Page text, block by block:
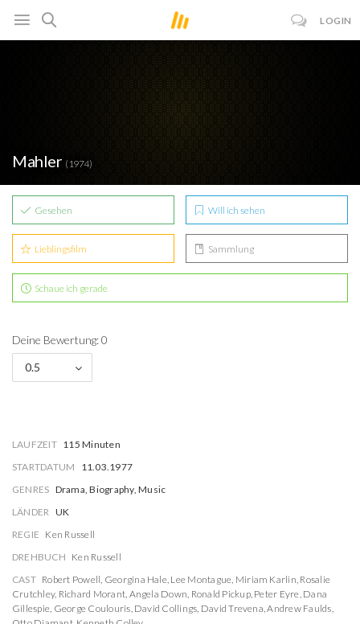
LOGIN
Mahler (1974)
Gesehen Will ich sehen
Lieblingsfilm Sammlung
Schaue ich gerade
Deine Bewertung: 0
0.5
LAUFZEIT 115 Minuten
STARTDATUM
11.03.1977
GENRES Drama, Biography, Music
LÄNDER UK
REGIE Ken Russell
DREHBUCH Ken Russell
CAST Robert Powell, Georgina Hale, Lee Montague, Miriam Karlin, Rosalie
Crutchley, Richard Morant, Angela Down, Ronald Pickup, Peter Eyre, Dana
Gillespie, George Coulouris, David Collings, David Trevena,Andrew Faulds,